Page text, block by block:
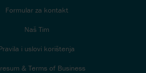
Formular za kontakt
Naš Tim
i uslovi korištenja
& Terms of Business